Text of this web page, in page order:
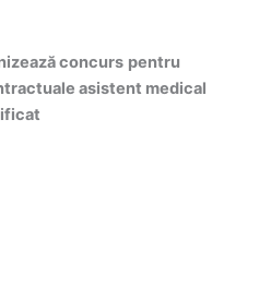
concurs pentru
asistent medical